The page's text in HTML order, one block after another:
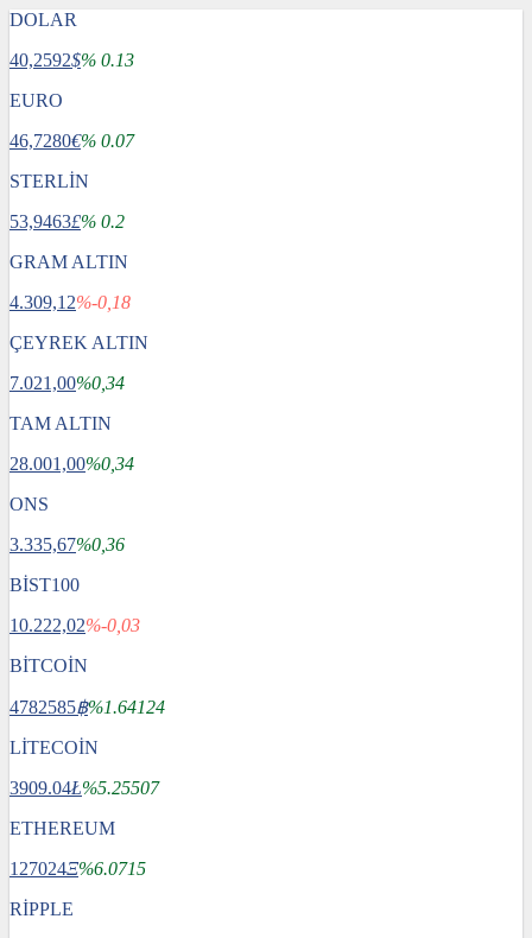
DOLAR
40,2592$% 0.13
EURO
46,7280€% 0.07
STERLİN
53,9463£% 0.2
GRAM ALTIN
4.309,12%-0,18
ÇEYREK ALTIN
7.021,00%0,34
TAM ALTIN
28.001,00%0,34
ONS
3.335,67%0,36
BİST100
10.222,02%-0,03
BİTCOİN
4782585฿%1.64124
LİTECOİN
3909.04Ł%5.25507
ETHEREUM
127024Ξ%6.0715
RİPPLE